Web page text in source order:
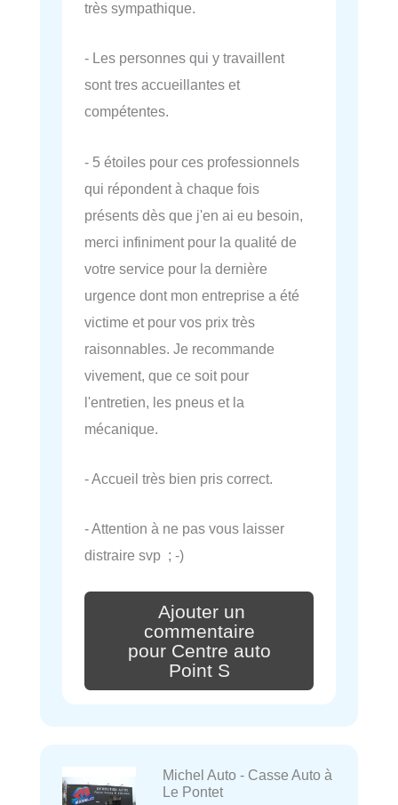
très sympathique.
- Les personnes qui y travaillent
sont tres accueillantes et
compétentes.
- 5 étoiles pour ces professionnels
qui répondent à chaque fois
présents dès que j'en ai eu besoin,
merci infiniment pour la qualité de
votre service pour la dernière
urgence dont mon entreprise a été
victime et pour vos prix très
raisonnables. Je recommande
vivement, que ce soit pour
l'entretien, les pneus et la
mécanique.
- Accueil très bien pris correct.
- Attention à ne pas vous laisser
distraire svp ; -)
Ajouter un
commentaire
pour Centre auto
Point S
Michel Auto - Casse Auto à
Le Pontet